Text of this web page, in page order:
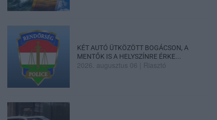
KÉT AUTÓ ÜTKÖZÖTT BOGÁCSON, A
MENTŐK IS A HELYSZÍNRE ÉRKE...
2026. augusztus 06 Riasztó